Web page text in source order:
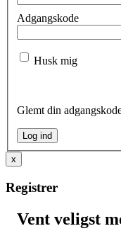
Adgangskode
Husk mig
Glemt din
x
Registrer
Vent veligst